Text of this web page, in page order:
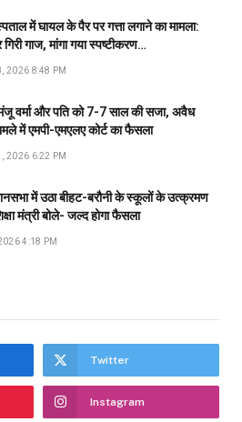
में घायल के पैर पर गत्ता लगाने का मामला:
गाज, मांगा गया स्पष्टीकरण…
2026 8:48 PM
मंजू वर्मा और पति को 7-7 साल की सजा, अवैध
में एमपी-एमएलए कोर्ट का फैसला
2026 6:22 PM
में उठा बीहट-बरौनी के स्कूलों के उत्क्रमण
मंत्री बोले- जल्द होगा फैसला
4:18 PM
Twitter
Instagram